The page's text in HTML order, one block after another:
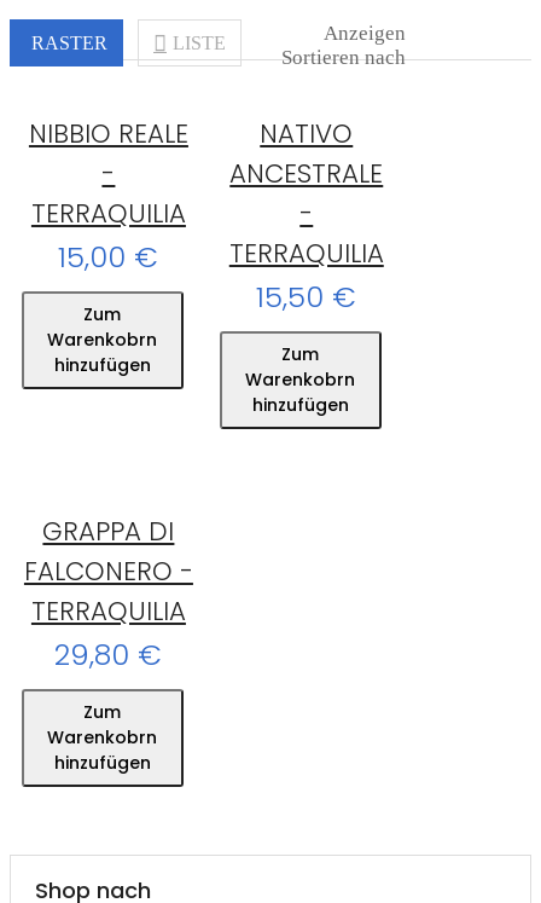
RASTER LISTE
Anzeigen
Sortieren nach
NIBBIO REALE
-
TERRAQUILIA
15,00 €
Zum
Warenkobrn
hinzufügen
NATIVO
ANCESTRALE
-
TERRAQUILIA
15,50 €
Zum
Warenkobrn
hinzufügen
GRAPPA DI
FALCONERO -
TERRAQUILIA
29,80 €
Zum
Warenkobrn
hinzufügen
Shop nach